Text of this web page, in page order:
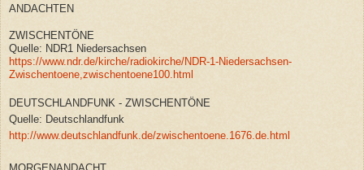
ANDACHTEN
ZWISCHENTÖNE
Quelle: NDR1 Niedersachsen
https://www.ndr.de/kirche/radiokirche/NDR-1-Niedersachsen-
Zwischentoene,zwischentoene100.html
DEUTSCHLANDFUNK - ZWISCHENTÖNE
Quelle: Deutschlandfunk
http://www.deutschlandfunk.de/zwischentoene.1676.de.html